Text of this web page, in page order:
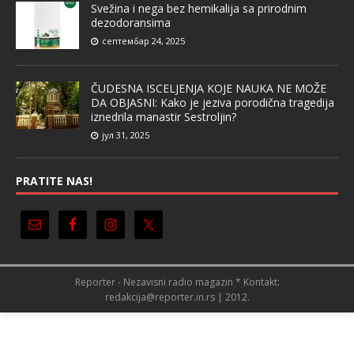
Svežina i nega bez hemikalija sa prirodnim
dezodoransima
септембар 24, 2025
ČUDESNA ISCELJENJA KOJE NAUKA NE MOŽE
DA OBJASNI: Kako je jeziva porodična tragedija
iznedrila manastir Sestroljin?
јул 31, 2025
PRATITE NAS!
Reporter - Nezavisni radio magazin * Kontakt:
redakcija@reporter.in.rs | 2012.